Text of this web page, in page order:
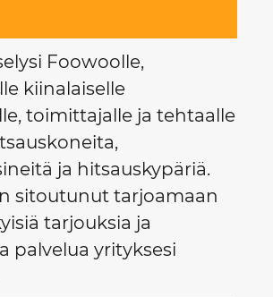
Foowoolle,
kiinalaiselle
toimittajalle ja tehtaalle
ja hitsauskypäriä.
sitoutunut tarjoamaan
tarjouksia ja
palvelua yrityksesi